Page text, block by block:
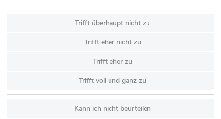
Trifft überhaupt nicht zu
Trifft eher nicht zu
Trifft eher zu
Trifft voll und ganz zu
Kann ich nicht beurteilen